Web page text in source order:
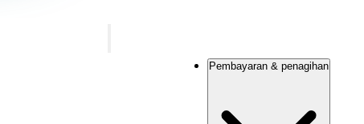
Pembayaran & penagihan